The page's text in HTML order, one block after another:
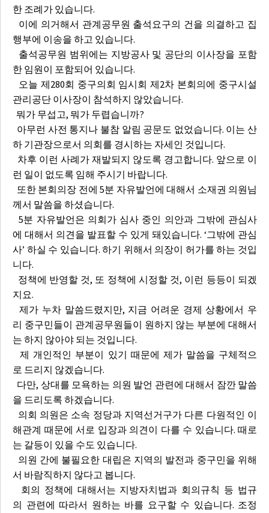
한 조례가 있습니다.
이에 의거해서 관계공무원 출석요구의 건을 의결하고 집
행부에 이송을 하고 있습니다.
출석공무원 범위에는 지방공사 및 공단의 이사장을 포함
한 임원이 포함되어 있습니다.
오늘 제280회 중구의회 임시회 제2차 본회의에 중구시설
관리공단 이사장이 참석하지 않았습니다.
뭐가 무섭고, 뭐가 두렵습니까?
아무런 사전 통지나 불참 알림 공문도 없었습니다. 이는 산
하 기관장으로서 의회를 경시하는 자세인 것입니다.
차후 이런 사례가 재발되지 않도록 경고합니다. 앞으로 이
런 일이 없도록 임해 주시기 바랍니다.
또한 본회의장 전에 5분 자유발언에 대해서 소재권 의원님
께서 말씀을 하셨습니다.
5분 자유발언은 의회가 심사 중인 의안과 그밖에 관심사
에 대해서 의견을 발표할 수 있게 돼있습니다. ‘그밖에 관심
사’ 하실 수 있습니다. 하기 위해서 의장이 허가를 하는 것입
니다.
정책에 반영할 것, 또 정책에 시정할 것, 이런 등등이 되겠
지요.
제가 누차 말씀드렸지만, 지금 어려운 경제 상황에서 우
리 중구민들이 관계공무원들이 원하지 않는 부분에 대해서
는 하지 않아야 되는 것입니다.
제 개인적인 부분이 있기 때문에 제가 말씀을 구체적으
로 드리지 않겠습니다.
다만, 상대를 모욕하는 의원 발언 관련에 대해서 잠깐 말씀
을 드리도록 하겠습니다.
의회 의원은 소속 정당과 지역선거구가 다른 다원적인 이
해관계 때문에 서로 입장과 의견이 다를 수 있습니다. 때로
는 갈등이 있을 수도 있습니다.
의원 간에 불필요한 대립은 지역의 발전과 중구민을 위해
서 바람직하지 않다고 봅니다.
회의 정책에 대해서는 지방자치법과 회의규칙 등 법규
의 관련에 따라서 원하는 바를 요구할 수 있습니다. 조정